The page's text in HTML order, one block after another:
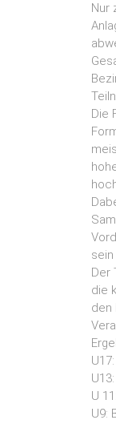
Nur
Die
Der
die
den
U
U9: